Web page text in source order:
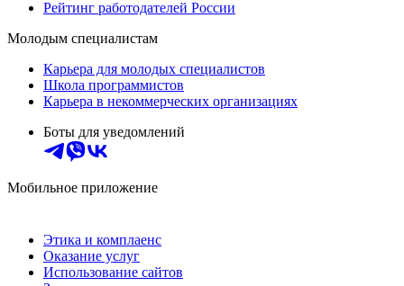
Рейтинг работодателей России
Молодым специалистам
Карьера для молодых специалистов
Школа программистов
Карьера в некоммерческих организациях
Боты для уведомлений
Мобильное приложение
Этика и комплаенс
Оказание услуг
Использование сайтов